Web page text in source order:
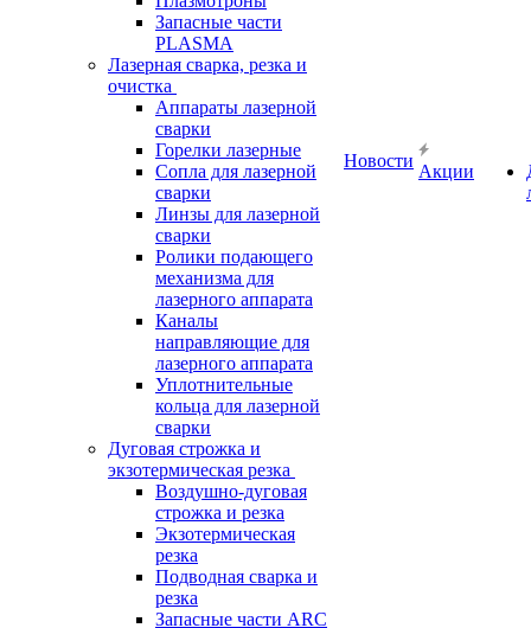
Запасные части
PLASMA
Лазерная сварка, резка и
очистка
Аппараты лазерной
сварки
Горелки лазерные
Сопла для лазерной
сварки
Линзы для лазерной
сварки
Ролики подающего
механизма для
лазерного аппарата
Каналы
направляющие для
лазерного аппарата
Уплотнительные
кольца для лазерной
сварки
Дуговая строжка и
экзотермическая резка
Воздушно-дуговая
строжка и резка
Экзотермическая
резка
Подводная сварка и
резка
Запасные части ARC
Новости
Акции